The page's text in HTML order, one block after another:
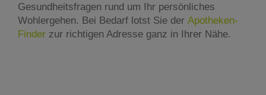
Gesundheitsfragen rund um Ihr persönliches
Wohlergehen. Bei Bedarf lotst Sie der Apotheken-
Finder zur richtigen Adresse ganz in Ihrer Nähe.